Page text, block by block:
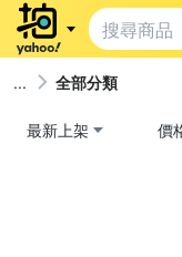
全部分類
最新上架 價